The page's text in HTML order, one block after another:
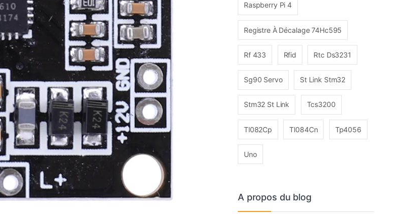
Raspberry Pi 4
Registre À Décalage 74Hc595
Rf 433 Rfid Rtc Ds3231
Sg90 Servo St Link Stm32
Stm32 St Link Tcs3200
Tl082Cp Tl084Cn Tp4056
Uno
A propos du blog